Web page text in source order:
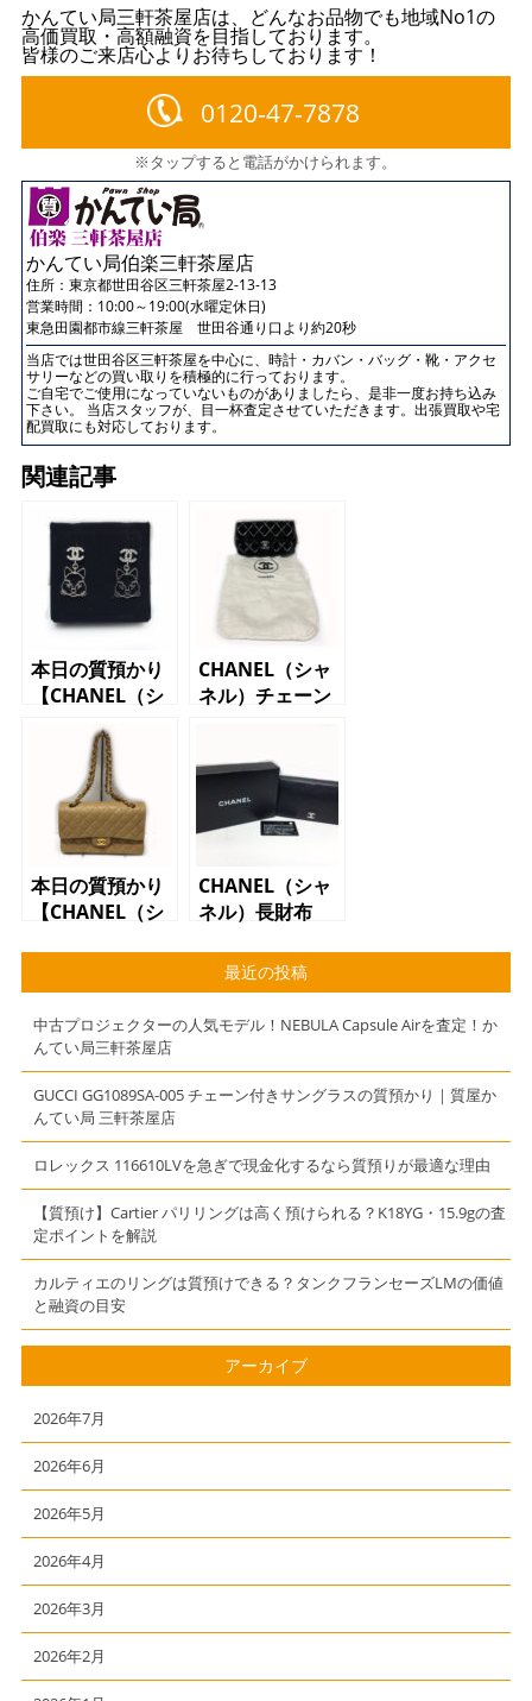
かんてい局三軒茶屋店は、どんなお品物でも地域No1の
高価買取・高額融資を目指しております。
皆様のご来店心よりお待ちしております！
0120-47-7878
※タップすると電話がかけられます。
かんてい局伯楽三軒茶屋店
住所： 東京都世田谷区三軒茶屋2-13-13
営業時間：10:00～19:00(水曜定休日)
東急田園都市線三軒茶屋 世田谷通り口より約20秒
当店では世田谷区三軒茶屋を中心に、時計・カバン・バッグ・靴・アクセ
サリーなどの買い取りを積極的に行っております。
ご自宅でご使用になっていないものがありましたら、是非一度お持ち込み
下さい。 当店スタッフが、目一杯査定させていただきます。出張買取や宅
配買取にも対応しております。
関連記事
本日の質預かり
【CHANEL（シ
ャネル）ピア
ス ネコ
2016】
CHANEL（シャ
ネル）チェーン
ッセ ベロア
本日の質預かり
【CHANEL（シ
マトラッセ ラ
ムスキン ベー
ジュ】
CHANEL（シャ
ネル）長財布
ック レザー
最近の投稿
中古プロジェクターの人気モデル！NEBULA Capsule Airを査定！か
んてい局三軒茶屋店
GUCCI GG1089SA-005 チェーン付きサングラスの質預かり｜質屋か
んてい局 三軒茶屋店
ロレックス 116610LVを急ぎで現金化するなら質預りが最適な理由
【質預け】Cartier パリリングは高く預けられる？K18YG・15.9gの査
定ポイントを解説
カルティエのリングは質預けできる？タンクフランセーズLMの価値
と融資の目安
アーカイブ
2026年7月
2026年6月
2026年5月
2026年4月
2026年3月
2026年2月